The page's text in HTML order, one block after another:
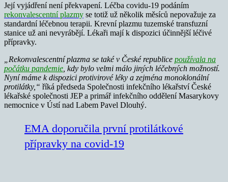
Její vyjádření není překvapení. Léčba covidu-19 podáním
rekonvalescentní plazmy se totiž už několik měsíců nepovažuje za
standardní léčebnou terapii. Krevní plazmu tuzemské transfuzní
stanice už ani nevyrábějí. Lékaři mají k dispozici účinnější léčivé
přípravky.
„Rekonvalescentní plazma se také v České republice používala na
počátku pandemie , kdy bylo velmi málo jiných léčebných možností.
Nyní máme k dispozici protivirové léky a zejména monoklonální
protilátky,“ říká předseda Společnosti infekčního lékařství České
lékařské společnosti JEP a primář infekčního oddělení Masarykovy
nemocnice v Ústí nad Labem Pavel Dlouhý.
EMA doporučila první protilátkové
přípravky na covid-19